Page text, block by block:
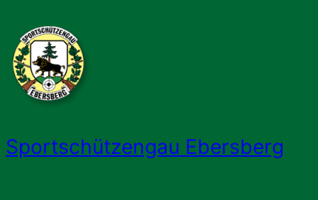
Inhalt
springen
Sportschützengau Ebersberg